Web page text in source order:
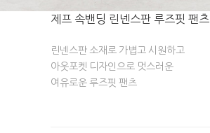
제프 속밴딩 린넨스판 루즈핏 팬츠
린넨스판 소재로 가볍고 시원하고
아웃포켓 디자인으로 멋스러운
여유로운 루즈핏 팬츠